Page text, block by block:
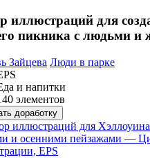
иллюстраций для
пикника с людьми
Зайцева Люди в парке
и напитки
элементов
доработку